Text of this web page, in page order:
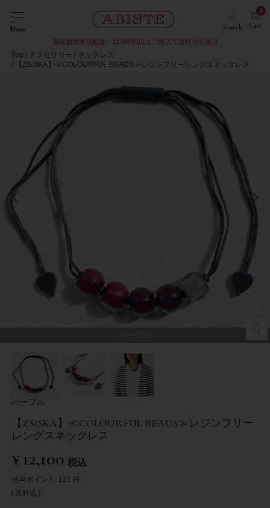
Menu Search Cart
0
最短翌営業日配送・11,000円以上ご購入で送料当社負担
Top アクセサリー
ネックレス
【ZSiSKA】≪COLOURFUL BEADS≫レジンフリーレングスネックレス
パープル
【ZSiSKA】≪COLOURFUL BEADS≫レジンフリー
レングスネックレス
¥12,100 税込
付与ポイント: 121 Pt.
送料込